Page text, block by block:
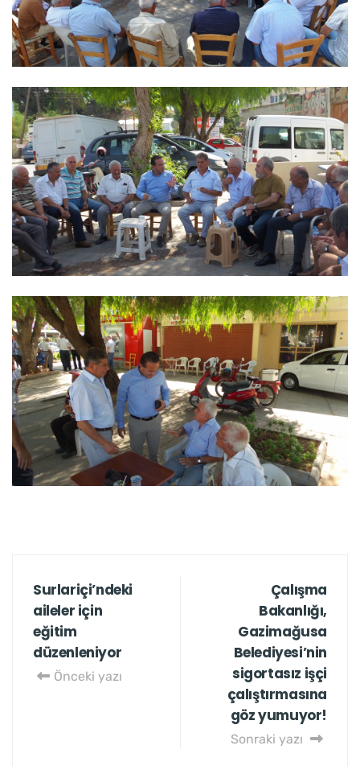
Surlariçi’ndeki
aileler için
eğitim
düzenleniyor
Önceki yazı
Çalışma
Bakanlığı,
Gazimağusa
Belediyesi’nin
sigortasız işçi
çalıştırmasına
göz yumuyor!
Sonraki yazı